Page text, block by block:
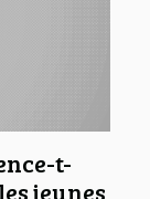
t-
jeunes